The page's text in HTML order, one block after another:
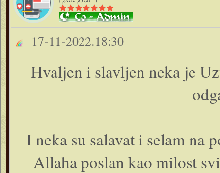
17-11-2022.18:30
Hvaljen i slavljen neka je
I neka su salavat i selam na
Allaha poslan kao milost